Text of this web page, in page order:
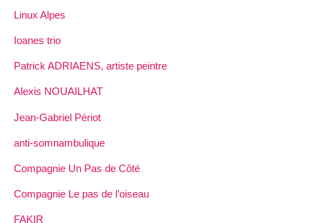
Linux Alpes
Ioanes trio
Patrick ADRIAENS, artiste peintre
Alexis NOUAILHAT
Jean-Gabriel Périot
anti-somnambulique
Compagnie Un Pas de Côté
Compagnie Le pas de l’oiseau
FAKIR